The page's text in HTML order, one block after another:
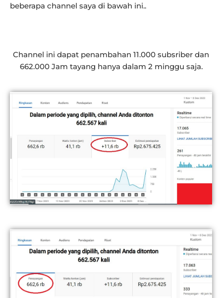
beberapa channel saya di bawah ini..
Channel ini dapat penambahan 11.000 subsriber dan
662.000 Jam tayang hanya dalam 2 minggu saja.